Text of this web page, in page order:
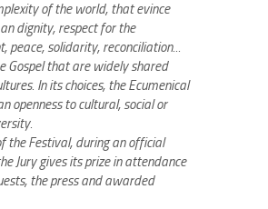
of the world, that evince
dignity, respect for the
peace, solidarity, reconciliation...
Gospel that are widely shared
In its choices, the Ecumenical
openness to cultural, social or
the Festival, during an official
Jury gives its prize in attendance
the press and awarded